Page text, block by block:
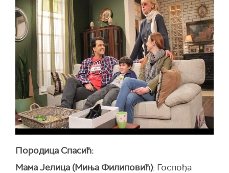
Породица Спасић:
Мама Јелица (Миња Филиповић): Госпођа